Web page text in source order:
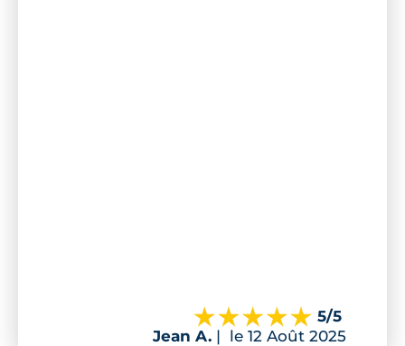
5/5
Jean A. | le 12 Août 2025